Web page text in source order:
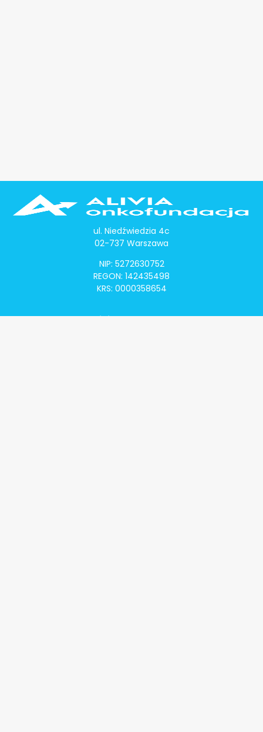
ul. Niedźwiedzia 4c
02-737 Warszawa
NIP: 5272630752
REGON: 142435498
KRS: 0000358654
Alivia Onkomapa